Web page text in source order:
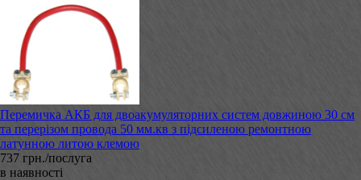
Перемичка АКБ для двоакумуляторних систем довжиною 30 см
та перерізом провода 50 мм.кв з підсиленою ремонтною
латунною литою клемою
737 грн./послуга
в наявності